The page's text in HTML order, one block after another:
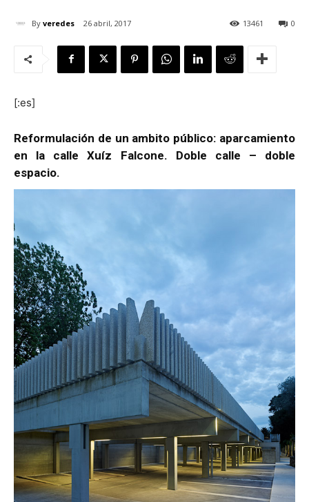
By veredes 26 abril, 2017 0
13461
[:es]
Reformulación de un ambito público: aparcamiento
en la calle Xuíz Falcone. Doble calle – doble
espacio.